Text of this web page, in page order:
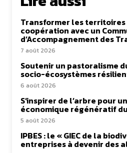
Transformer les
coopération avec un
d’Accompagnement des
7 août 2026
Soutenir un pastoralisme
socio-écosystèmes
6 août 2026
S’inspirer de l’arbre pour
économique régénératif
5 août 2026
IPBES : le « GIEC de la
entreprises à devenir des